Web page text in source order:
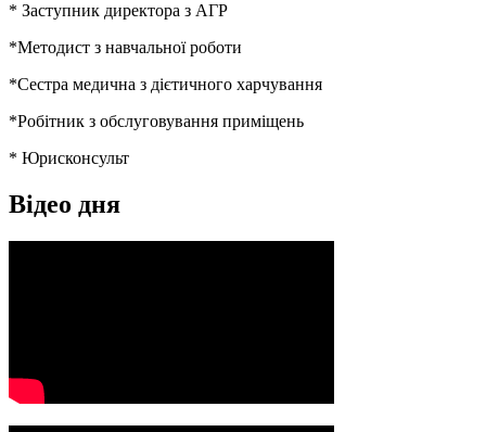
* Заступник директора з АГР
*Методист з навчальної роботи
*Сестра медична з дієтичного харчування
*Робітник з обслуговування приміщень
* Юрисконсульт
Відео дня